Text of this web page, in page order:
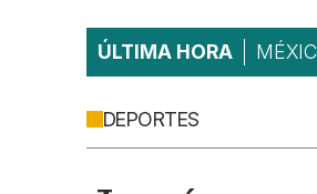
ÚLTIMA HORA
DEPORTES